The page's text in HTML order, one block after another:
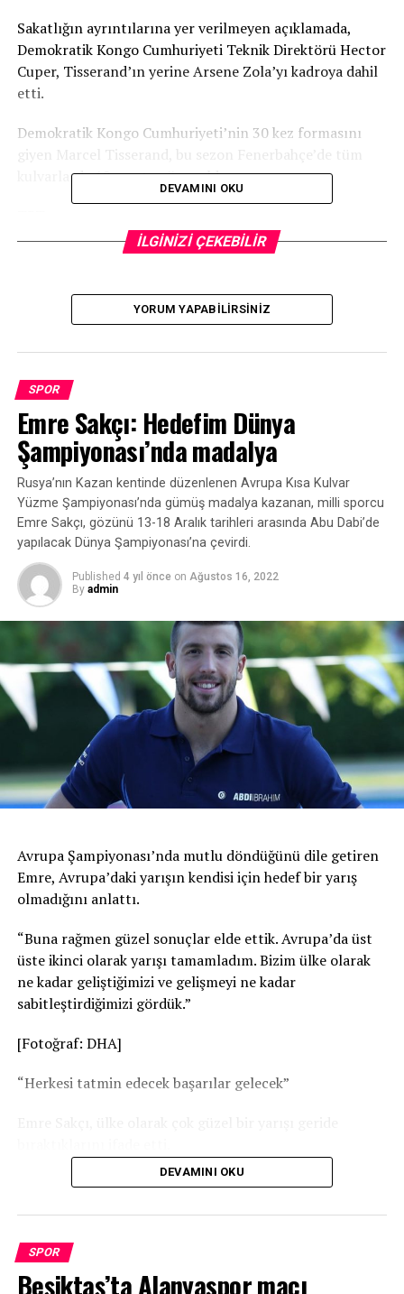
Sakatlığın ayrıntılarına yer verilmeyen açıklamada,
Demokratik Kongo Cumhuriyeti Teknik Direktörü Hector
Cuper, Tisserand’ın yerine Arsene Zola’yı kadroya dahil
etti.
Demokratik Kongo Cumhuriyeti’nin 30 kez formasını
giyen Marcel Tisserand, bu sezon Fenerbahçe’de tüm
kulvarlarda 12 maçta görev aldı.
Beşiktaş’ta Alanyaspor maçı hazırlıklarını devam ediyor
Xavi Hernandez Barcelona yolunda
DEVAMINI OKU
İLGİNİZİ ÇEKEBİLİR
YORUM YAPABILIRSINIZ
SPOR
Emre Sakçı: Hedefim Dünya
Şampiyonası’nda madalya
Rusya’nın Kazan kentinde düzenlenen Avrupa Kısa Kulvar
Yüzme Şampiyonası’nda gümüş madalya kazanan, milli sporcu
Emre Sakçı, gözünü 13-18 Aralık tarihleri arasında Abu Dabi’de
yapılacak Dünya Şampiyonası’na çevirdi.
Published 4 yıl önce on Ağustos 16, 2022
By admin
Avrupa Şampiyonası’nda mutlu döndüğünü dile getiren
Emre, Avrupa’daki yarışın kendisi için hedef bir yarış
olmadığını anlattı.
“Buna rağmen güzel sonuçlar elde ettik. Avrupa’da üst
üste ikinci olarak yarışı tamamladım. Bizim ülke olarak
ne kadar geliştiğimizi ve gelişmeyi ne kadar
sabitleştirdiğimizi gördük.”
[Fotoğraf: DHA]
“Herkesi tatmin edecek başarılar gelecek”
“Toplamda, genel klasmanda yarışları 6’ncı olarak
Şampiyonası için çalışmalarımız tam gaz devam ediyor,
DEVAMINI OKU
SPOR
Beşiktaş’ta Alanyaspor maçı